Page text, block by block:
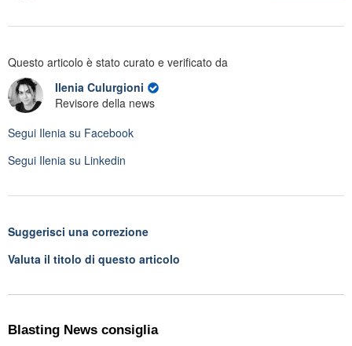
Questo articolo è stato curato e verificato da
Ilenia Culurgioni
Revisore della news
Segui Ilenia su Facebook
Segui Ilenia su Linkedin
Suggerisci una correzione
Valuta il titolo di questo articolo
Blasting News consiglia